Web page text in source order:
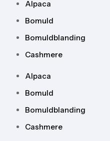
Alpaca
Bomuld
Bomuldblanding
Cashmere
Alpaca
Bomuld
Bomuldblanding
Cashmere